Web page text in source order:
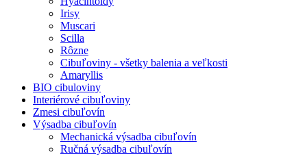
Irisy
Muscari
Scilla
Rôzne
Cibuľoviny - všetky balenia a veľkosti
Amaryllis
BIO cibuloviny
Interiérové cibuľoviny
Zmesi cibuľovín
Výsadba cibuľovín
Mechanická výsadba cibuľovín
Ručná výsadba cibuľovín